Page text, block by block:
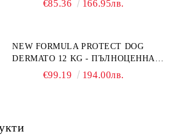
КАСТРИРАНИ КУЧЕТА ОТ ВСИЧКИ
ПОРОДИ НА ВЪЗРАСТ НАД 1
ГОДИНА, С ПИЛЕ. БЕЗ ЗЪРНО, БЕЗ
€85.36 166.95лв.
NEW FORMULA PROTECT DOG
DERMATO 12 KG - ПЪЛНОЦЕННА
ДИЕТИЧНА ХРАНА ЗА КУЧЕТА
ЗАГУБА НА КОЗИНА".
€99.19 194.00лв.